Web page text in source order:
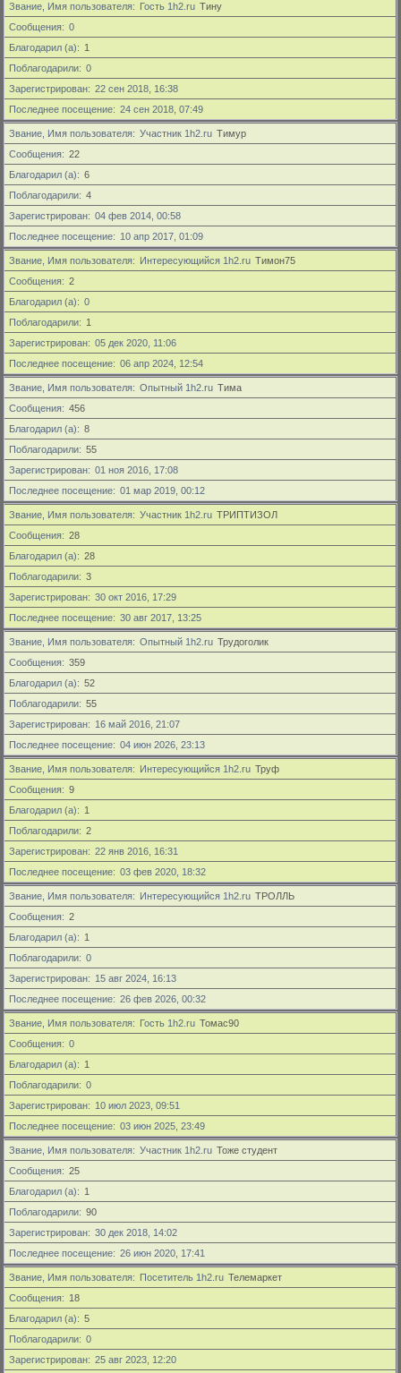
Звание, Имя пользователя Гость 1h2.ru Тину
Сообщения
0
Благодарил (а)
1
Поблагодарили
0
Зарегистрирован
22 сен 2018, 16:38
Последнее посещение
24 сен 2018, 07:49
Звание, Имя пользователя Участник 1h2.ru Тимур
Сообщения
22
Благодарил (а)
6
Поблагодарили
4
Зарегистрирован
04 фев 2014, 00:58
Последнее посещение
10 апр 2017, 01:09
Звание, Имя пользователя Интересующийся 1h2.ru Тимон75
Сообщения
2
Благодарил (а)
0
Поблагодарили
1
Зарегистрирован
05 дек 2020, 11:06
Последнее посещение
06 апр 2024, 12:54
Звание, Имя пользователя Опытный 1h2.ru Тима
Сообщения
456
Благодарил (а)
8
Поблагодарили
55
Зарегистрирован
01 ноя 2016, 17:08
Последнее посещение
01 мар 2019, 00:12
Звание, Имя пользователя Участник 1h2.ru ТРИПТИЗОЛ
Сообщения
28
Благодарил (а)
28
Поблагодарили
3
Зарегистрирован
30 окт 2016, 17:29
Последнее посещение
30 авг 2017, 13:25
Звание, Имя пользователя Опытный 1h2.ru Трудоголик
Сообщения
359
Благодарил (а)
52
Поблагодарили
55
Зарегистрирован
16 май 2016, 21:07
Последнее посещение
04 июн 2026, 23:13
Звание, Имя пользователя Интересующийся 1h2.ru Труф
Сообщения
9
Благодарил (а)
1
Поблагодарили
2
Зарегистрирован
22 янв 2016, 16:31
Последнее посещение
03 фев 2020, 18:32
Звание, Имя пользователя Интересующийся 1h2.ru ТРОЛЛЬ
Сообщения
2
Благодарил (а)
1
Поблагодарили
0
Зарегистрирован
15 авг 2024, 16:13
Последнее посещение
26 фев 2026, 00:32
Звание, Имя пользователя Гость 1h2.ru Томас90
Сообщения
0
Благодарил (а)
1
Поблагодарили
0
Зарегистрирован
10 июл 2023, 09:51
Последнее посещение
03 июн 2025, 23:49
Звание, Имя пользователя Участник 1h2.ru Тоже студент
Сообщения
25
Благодарил (а)
1
Поблагодарили
90
Зарегистрирован
30 дек 2018, 14:02
Последнее посещение
26 июн 2020, 17:41
Звание, Имя пользователя Посетитель 1h2.ru Телемаркет
Сообщения
18
Благодарил (а)
5
Поблагодарили
0
Зарегистрирован
25 авг 2023, 12:20